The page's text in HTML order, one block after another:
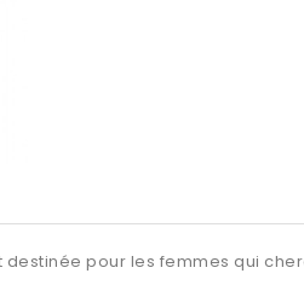
destinée pour les femmes qui